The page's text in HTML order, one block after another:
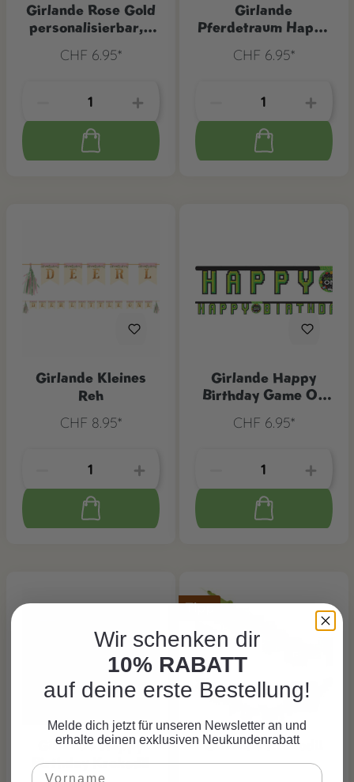
Girlande Rose Gold
personalisierbar, 1
CHF 6.95*
Girlande
Pferdetraum Happy
CHF 6.95*
Girlande Kleines
Reh
CHF 8.95*
Girlande Happy
Birthday Game On
CHF 6.95*
Girlande Happy
Birthday Krokodil
Tipp
Girlande Krokodil
Wir schenken dir
10% RABATT
auf deine erste Bestellung!
Melde dich jetzt für unseren Newsletter an und
erhalte deinen exklusiven Neukundenrabatt